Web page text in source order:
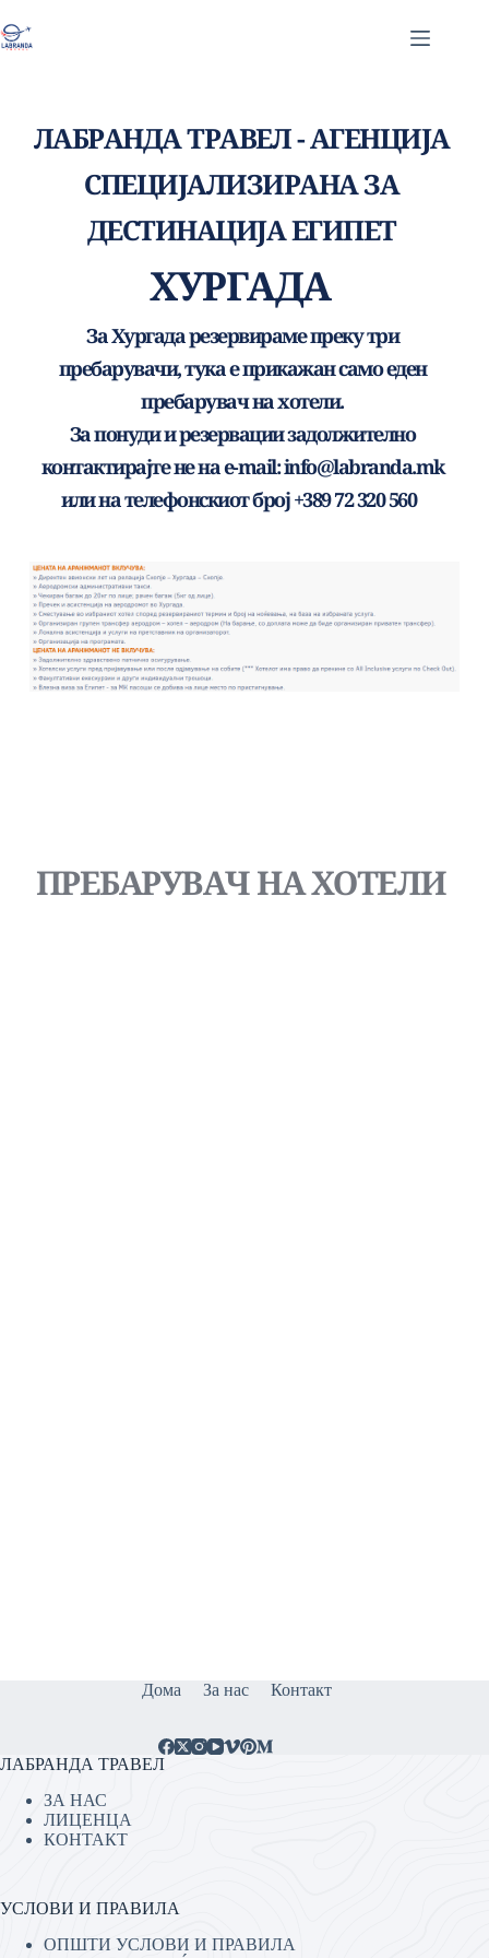
to
content
ЛАБРАНДА ТРАВЕЛ - АГЕНЦИЈА
СПЕЦИЈАЛИЗИРАНА ЗА
ДЕСТИНАЦИЈА ЕГИПЕТ
ХУРГАДА
За Хургада резервираме преку три
пребарувачи, тука е прикажан само еден
пребарувач на хотели.
За понуди и резервации задолжително
контактирајте не на e-mail: info@labranda.mk
или на телефонскиот број +389 72 320 560
ПРЕБАРУВАЧ НА ХОТЕЛИ
Дома За нас Контакт
ЛАБРАНДА ТРАВЕЛ
ЗА НАС
ЛИЦЕНЦА
КОНТАКТ
УСЛОВИ И ПРАВИЛА
ОПШТИ УСЛОВИ И ПРАВИЛА